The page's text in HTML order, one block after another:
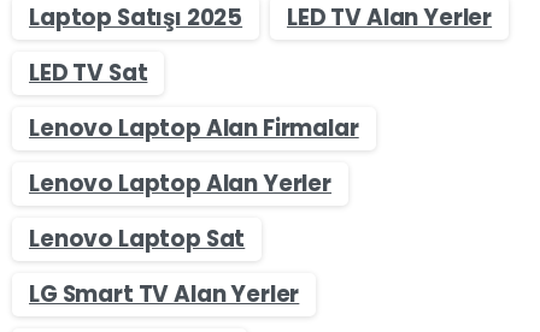
Laptop Satışı 2025
LED TV Alan Yerler
LED TV Sat
Lenovo Laptop Alan Firmalar
Lenovo Laptop Alan Yerler
Lenovo Laptop Sat
LG Smart TV Alan Yerler